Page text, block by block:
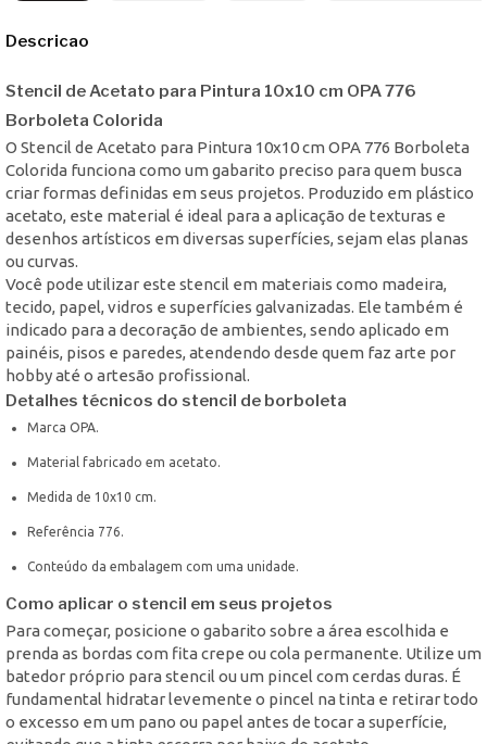
Descricao
Stencil de Acetato para Pintura 10x10 cm OPA 776
Borboleta Colorida
O Stencil de Acetato para Pintura 10x10 cm OPA 776 Borboleta
Colorida funciona como um gabarito preciso para quem busca
criar formas definidas em seus projetos. Produzido em plástico
acetato, este material é ideal para a aplicação de texturas e
desenhos artísticos em diversas superfícies, sejam elas planas
ou curvas.
Você pode utilizar este stencil em materiais como madeira,
tecido, papel, vidros e superfícies galvanizadas. Ele também é
indicado para a decoração de ambientes, sendo aplicado em
painéis, pisos e paredes, atendendo desde quem faz arte por
hobby até o artesão profissional.
Detalhes técnicos do stencil de borboleta
Marca OPA.
Material fabricado em acetato.
Medida de 10x10 cm.
Referência 776.
Conteúdo da embalagem com uma unidade.
Como aplicar o stencil em seus projetos
Para começar, posicione o gabarito sobre a área escolhida e
prenda as bordas com fita crepe ou cola permanente. Utilize um
batedor próprio para stencil ou um pincel com cerdas duras. É
fundamental hidratar levemente o pincel na tinta e retirar todo
o excesso em um pano ou papel antes de tocar a superfície,